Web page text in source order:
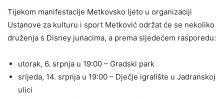
Tijekom manifestacije Metkovsko ljeto u organizaciji
Ustanove za kulturu i sport Metković održat će se nekoliko
druženja s Disney junacima, a prema sljedećem rasporedu:
utorak, 6. srpnja u 19:00 – Gradski park
srijeda, 14. srpnja u 19:00 – Dječje igralište u Jadranskoj
ulici